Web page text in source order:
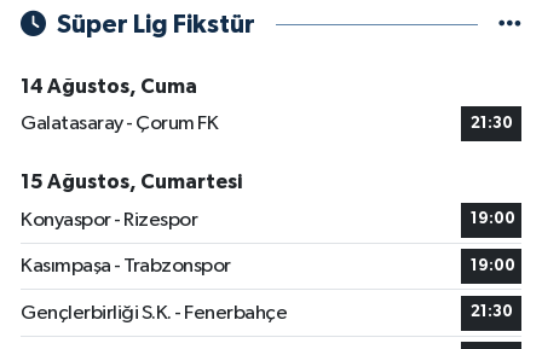
Süper Lig Fikstür
14 Ağustos, Cuma
Galatasaray - Çorum FK
21:30
15 Ağustos, Cumartesi
Konyaspor - Rizespor
19:00
Kasımpaşa - Trabzonspor 19:00
Gençlerbirliği S.K. - Fenerbahçe 21:30